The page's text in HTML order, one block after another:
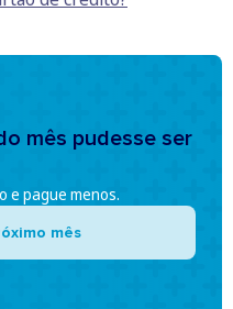
mês pudesse ser
e pague menos.
mês